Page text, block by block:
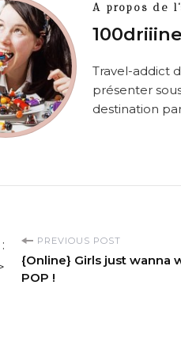
A propos de
100driiine
Travel-addict
présenter
destination
PREVIOUS POST
{Online} Girls just wanna
POP !